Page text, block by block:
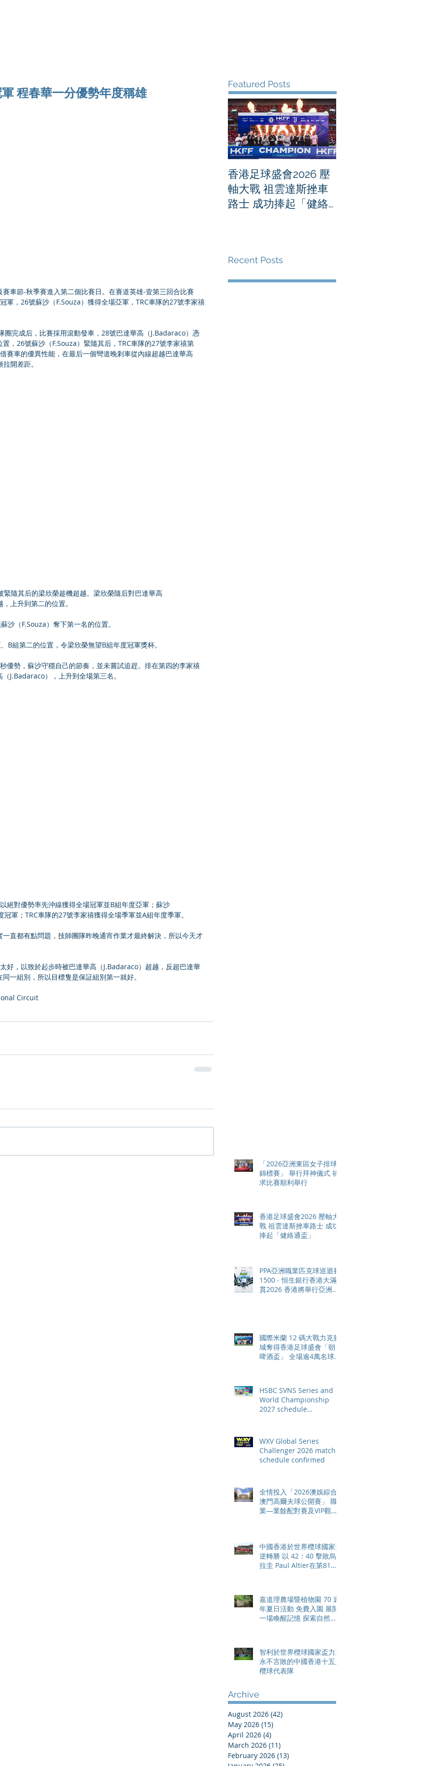
程春華一分優勢年度稱雄
車節-秋季賽進入第二個比賽日。在賽道英雄-壹第三回合比賽
軍，26號蘇沙（F.Souza）獲得全場亞軍，TRC車隊的27號李家禧
圈完成后，比賽採用滾動發車，28號巴達華高（J.Badaraco）憑
，26號蘇沙（F.Souza）緊隨其后，TRC車隊的27號李家禧第
賽車的優異性能，在最后一個彎道晚剎車從內線超越巴達華高
開差距。
隨其后的梁欣榮趁機超越。梁欣榮隨后對巴達華高
上升到第二的位置。
沙（F.Souza）奪下第一名的位置。
B組第二的位置，令梁欣榮無望B組年度冠軍獎杯。
優勢，蘇沙守穩自己的節奏，並未嘗試追趕。排在第四的李家禧
J.Badaraco），上升到全場第三名。
絕對優勢率先沖線獲得全場冠軍並B組年度亞軍；蘇沙
冠軍；TRC車隊的27號李家禧獲得全場季軍並A組年度季軍。
直都有點問題，技師團隊昨晚通宵作業才最終解決，所以今天才
好，以致於起步時被巴達華高（J.Badaraco）超越，反超巴達華
一組別，所以目標隻是保証組別第一就好。
Circuit
Featured Posts
香港足球盛會2026 壓
軸大戰 祖雲達斯挫車
路士 成功捧起「健絡
Recent Posts
「2026亞洲東區女子排球
錦標賽」 舉行拜神儀式 祈
求比賽順利舉行
香港足球盛會2026 壓軸大
戰 祖雲達斯挫車路士 成功
捧起「健絡通盃」
PPA亞洲職業匹克球巡迴賽
1500 - 恒生銀行香港大滿
貫2026 香港將舉行亞洲首
國際米蘭 12 碼大戰力克曼
城奪得香港足球盛會「朝日
啤酒盃」 全場逾4萬名球迷
HSBC SVNS Series and
World Championship
2027 schedule
pace
WXV Global Series
Challenger 2026 match
schedule confirmed
全情投入「2026澳娛綜合
澳門高爾夫球公開賽」 職
業—業餘配對賽及VIP觀賽
中國香港於世界欖球國家盃
逆轉勝 以 42：40 擊敗烏
拉圭 Paul Altier在第81分
嘉道理農場暨植物園 70 週
年夏日活動 免費入園 展開
一場喚醒記憶 探索自然與
智利於世界欖球國家盃力克
永不言敗的中國香港十五人
欖球代表隊
Archive
August 2026 (42)
May 2026 (15)
April 2026 (4)
March 2026 (11)
February 2026 (13)